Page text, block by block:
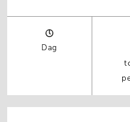
Dag